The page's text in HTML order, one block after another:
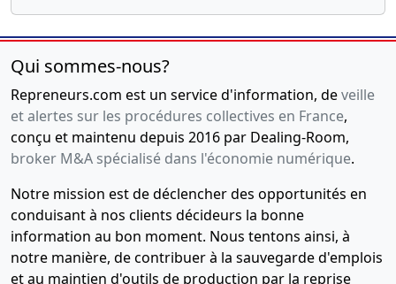
Qui sommes-nous?
Repreneurs.com est un service d'information, deveille
et alertes sur les procédures collectives en France,
conçu et maintenu depuis 2016 par Dealing-Room,
broker M&A spécialisé dans l'économie numérique.
Notre mission est de déclencher des opportunités en
conduisant à nos clients décideurs la bonne
information au bon moment. Nous tentons ainsi, à
notre manière, de contribuer à la sauvegarde d'emplois
et au maintien d'outils de production par la reprise